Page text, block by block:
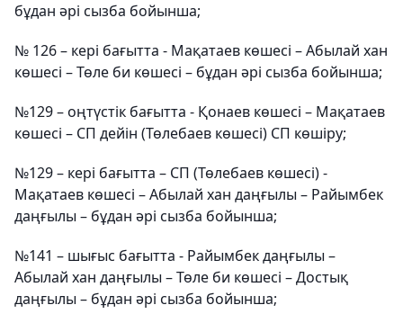
бұдан әрі сызба бойынша;
№ 126 – кері бағытта - Мақатаев көшесі – Абылай хан
көшесі – Төле би көшесі – бұдан әрі сызба бойынша;
№129 – оңтүстік бағытта - Қонаев көшесі – Мақатаев
көшесі – СП дейін (Төлебаев көшесі) СП көшіру;
№129 – кері бағытта – СП (Төлебаев көшесі) -
Мақатаев көшесі – Абылай хан даңғылы – Райымбек
даңғылы – бұдан әрі сызба бойынша;
№141 – шығыс бағытта - Райымбек даңғылы –
Абылай хан даңғылы – Төле би көшесі – Достық
даңғылы – бұдан әрі сызба бойынша;